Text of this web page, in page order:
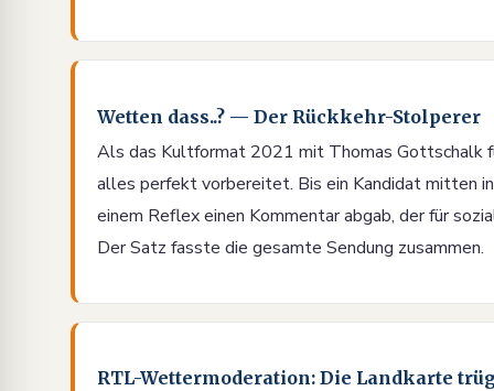
Wetten dass..? — Der Rückkehr-Stolperer
Als das Kultformat 2021 mit Thomas Gottschalk
alles perfekt vorbereitet. Bis ein Kandidat
einem Reflex einen Kommentar abgab, der für
Der Satz fasste die gesamte Sendung zusammen.
RTL-Wettermoderation: Die Landkarte